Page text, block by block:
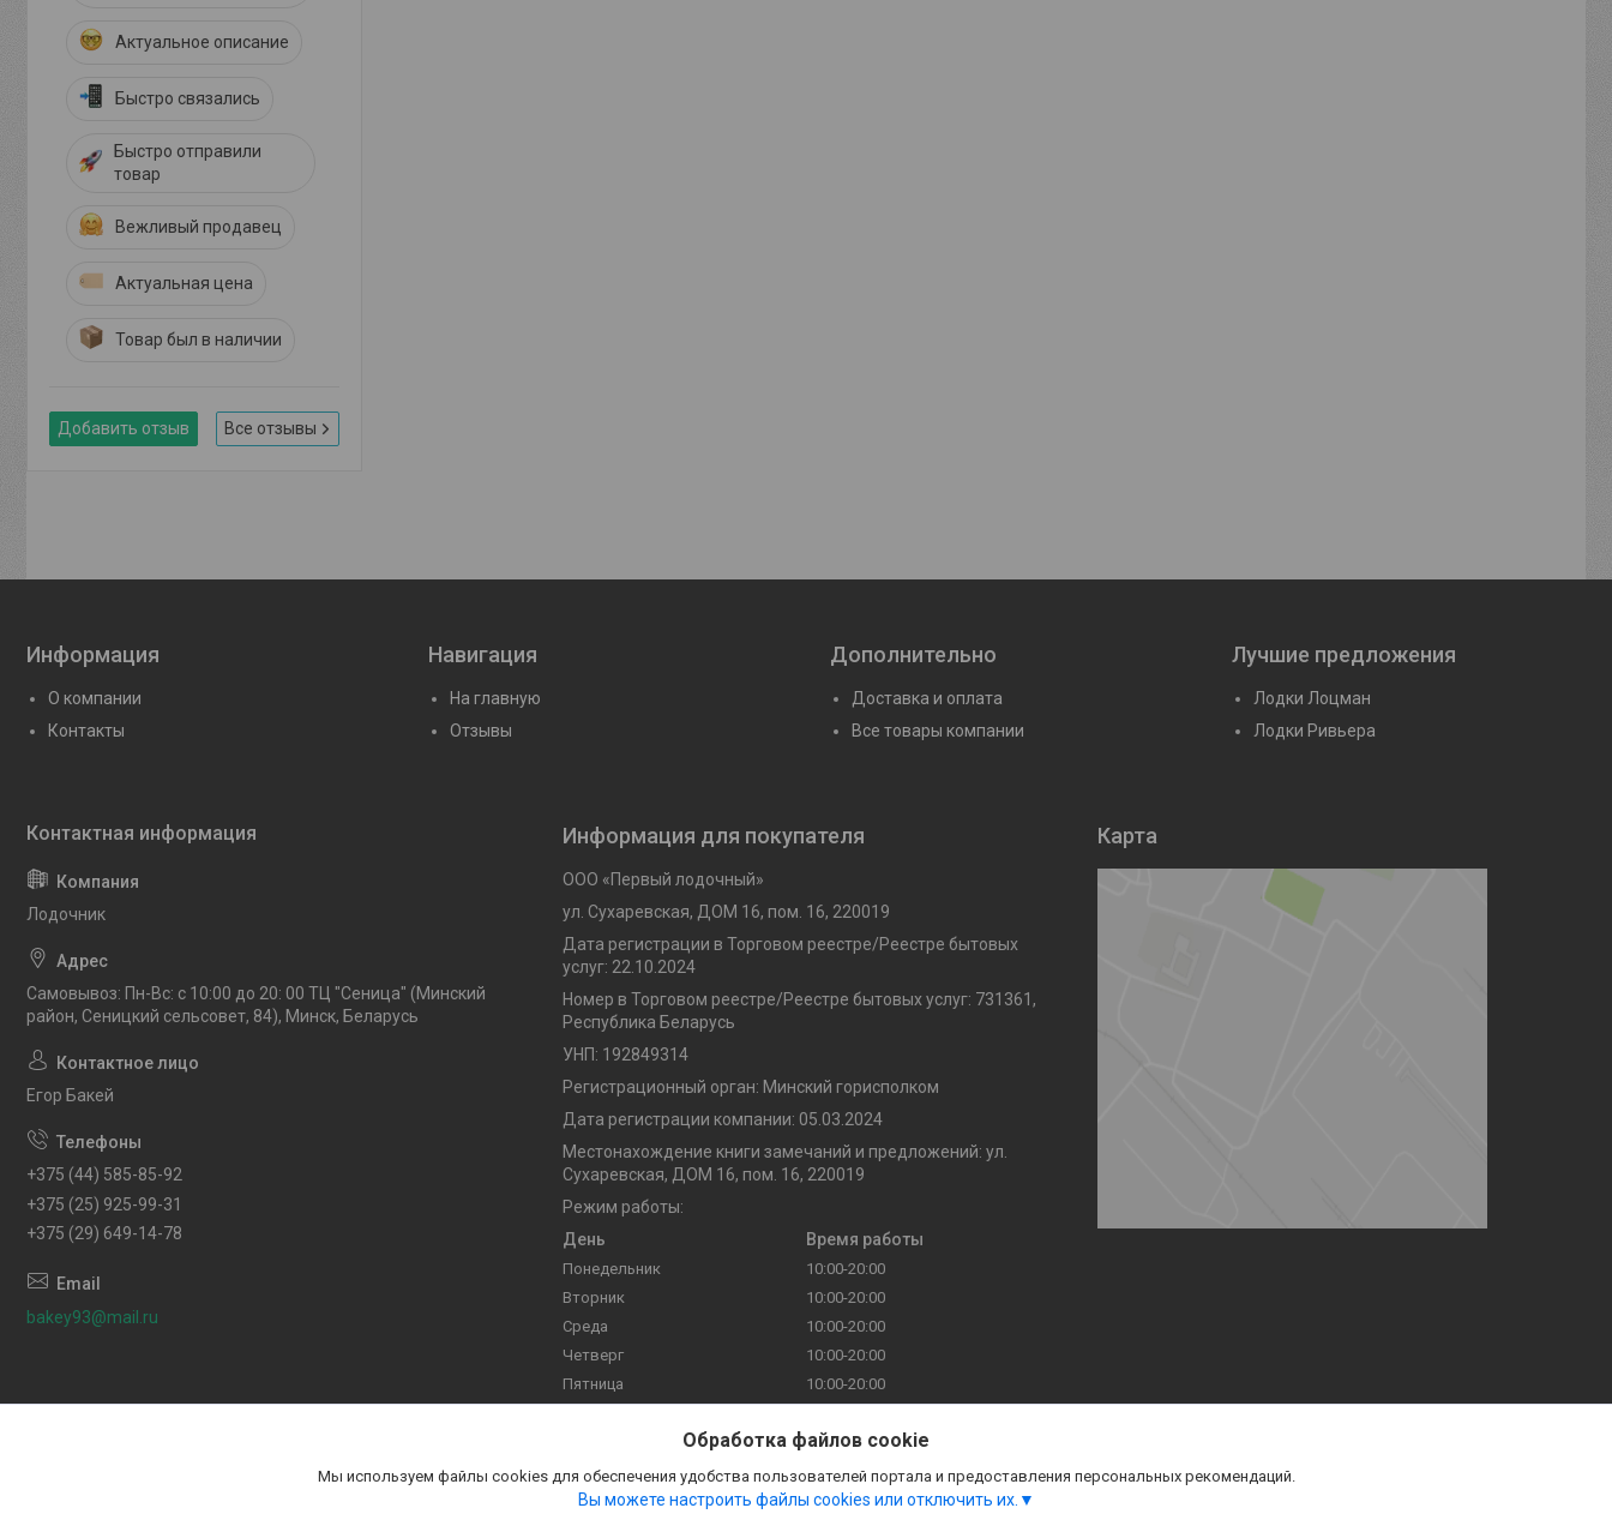
Актуальное описание
Быстро связались
Быстро отправили
товар
Вежливый продавец
Актуальная цена
Товар был в наличии
Добавить отзыв Все отзывы
Информация
О компании
Контакты
Навигация
На главную
Отзывы
Дополнительно
Доставка и оплата
Все товары компании
Лучшие предложения
Лодки Лоцман
Лодки Ривьера
Лодочник
Самовывоз: Пн-Вс: с 10:00 до 20: 00 ТЦ "Сеница" (Минский
район, Сеницкий сельсовет, 84), Минск, Беларусь
Егор Бакей
+375 (44) 585-85-92
+375 (25) 925-99-31
+375 (29) 649-14-78
bakey93@mail.ru
Информация для покупателя
ООО «Первый лодочный»
ул. Сухаревская, ДОМ 16, пом. 16, 220019
Дата регистрации в Торговом реестре/Реестре бытовых
услуг: 22.10.2024
Номер в Торговом реестре/Реестре бытовых услуг: 731361,
Республика Беларусь
УНП: 192849314
Регистрационный орган: Минский горисполком
Дата регистрации компании: 05.03.2024
Местонахождение книги замечаний и предложений: ул.
Сухаревская, ДОМ 16, пом. 16, 220019
Режим работы:
День
Время работы
Понедельник
10:00-20:00
Вторник
10:00-20:00
Среда
10:00-20:00
Четверг
10:00-20:00
Пятница
10:00-20:00
10:00-20:00
Карта
Обработка файлов cookie
Мы используем файлы cookies для обеспечения удобства пользователей портала и предоставления персональных рекомендаций.
Вы можете настроить файлы cookies или отключить их.